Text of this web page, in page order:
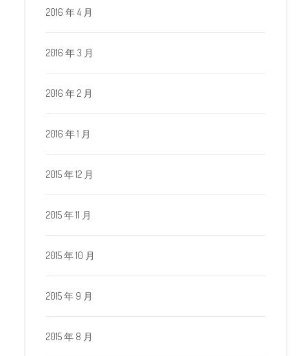
2016 年 4 月
2016 年 3 月
2016 年 2 月
2016 年 1 月
2015 年 12 月
2015 年 11 月
2015 年 10 月
2015 年 9 月
2015 年 8 月